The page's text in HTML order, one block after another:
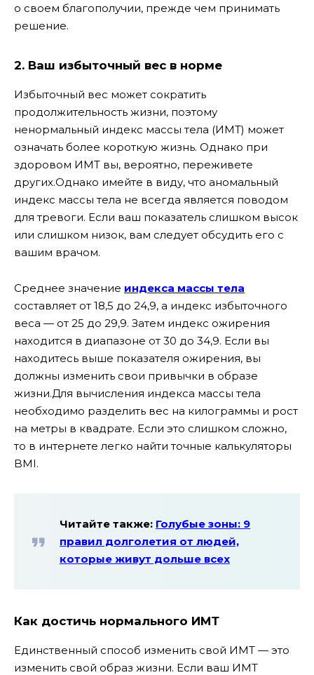
о своем благополучии, прежде чем принимать
решение.
2. Ваш избыточный вес в норме
Избыточный вес может сократить
продолжительность жизни, поэтому
ненормальный индекс массы тела (ИМТ) может
означать более короткую жизнь. Однако при
здоровом ИМТ вы, вероятно, переживете
других.Однако имейте в виду, что аномальный
индекс массы тела не всегда является поводом
для тревоги. Если ваш показатель слишком высок
или слишком низок, вам следует обсудить его с
вашим врачом.
Среднее значение индекса массы тела
составляет от 18,5 до 24,9, а индекс избыточного
веса — от 25 до 29,9. Затем индекс ожирения
находится в диапазоне от 30 до 34,9. Если вы
находитесь выше показателя ожирения, вы
должны изменить свои привычки в образе
жизни.Для вычисления индекса массы тела
необходимо разделить вес на килограммы и рост
на метры в квадрате. Если это слишком сложно,
то в интернете легко найти точные калькуляторы
BMI.
Читайте также: Голубые зоны: 9
правил долголетия от людей,
которые живут дольше всех
Как достичь нормального ИМТ
Единственный способ изменить свой ИМТ — это
изменить свой образ жизни. Если ваш ИМТ